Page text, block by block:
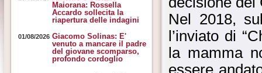
Maiorana: Rossella
Accardo sollecita la
riapertura delle indagini
01/08/2026 Giacomo Solinas: E'
venuto a mancare il padre
del giovane scomparso,
profondo cordoglio
Nel 2018,
l’inviato di
la mamma
essere